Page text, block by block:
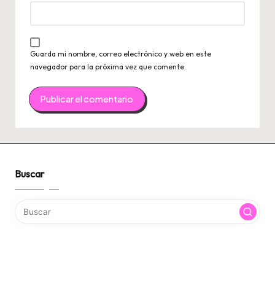
Guarda mi nombre, correo electrónico y web en este
navegador para la próxima vez que comente.
Buscar